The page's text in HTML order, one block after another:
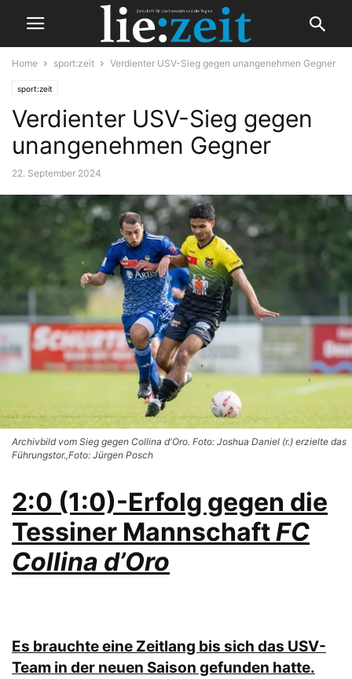
Home sport:zeit Verdienter USV-Sieg gegen unangenehmen Gegner
sport:zeit
Verdienter USV-Sieg gegen
unangenehmen Gegner
22. September 2024
Archivbild vom Sieg gegen Collina d'Oro. Foto: Joshua Daniel (r.) erzielte das
Führungstor.,Foto: Jürgen Posch
2:0 (1:0)-Erfolg gegen die
Tessiner MannschaftFC
Collina d’Oro
Es brauchte eine Zeitlang bis sich das USV-
Team in der neuen Saison gefunden hatte.